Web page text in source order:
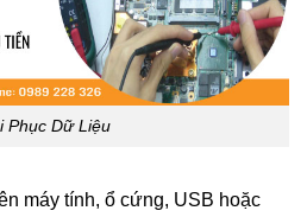
Phục Dữ Liệu
máy tính, ổ cứng, USB hoặc